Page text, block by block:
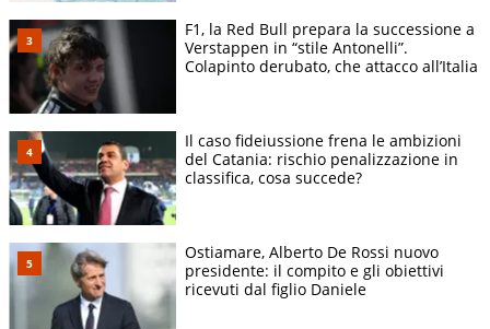
F1, la Red Bull prepara la successione a
Verstappen in “stile Antonelli”.
Colapinto derubato, che attacco all’Italia
Il caso fideiussione frena le ambizioni
del Catania: rischio penalizzazione in
classifica, cosa succede?
Ostiamare, Alberto De Rossi nuovo
presidente: il compito e gli obiettivi
ricevuti dal figlio Daniele